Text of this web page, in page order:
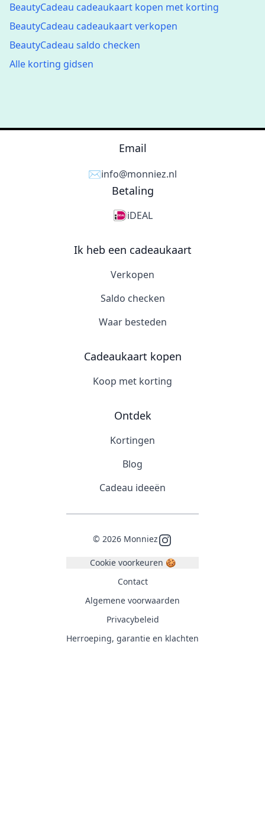
BeautyCadeau cadeaukaart kopen met korting
BeautyCadeau cadeaukaart verkopen
BeautyCadeau saldo checken
Alle korting gidsen
Email
✉️info@monniez.nl
Betaling
iDEAL
Ik heb een cadeaukaart
Verkopen
Saldo checken
Waar besteden
Cadeaukaart kopen
Koop met korting
Ontdek
Kortingen
Blog
Cadeau ideeën
© 2026 MonniezInstagram
Cookie voorkeuren 🍪
Contact
Algemene voorwaarden
Privacybeleid
Herroeping, garantie en klachten